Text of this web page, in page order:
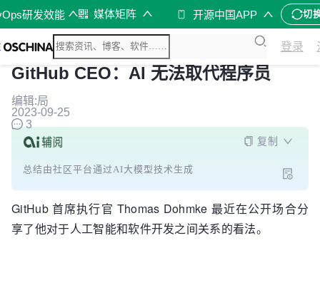
研发效能 媒体矩阵 开源中国APP 切
登录
GitHub CEO：AI 无法取代程序员
编辑:局
2023-09-25
3
复制
总结由社区平台通过AI大模型技术生成
GitHub 首席执行官 Thomas Dohmke 最近在公开场合分
享了他对于人工智能和软件开发之间关系的看法。